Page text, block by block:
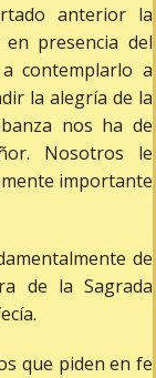
anterior la
presencia del
contemplarlo a
la alegría de la
nos ha de
Nosotros le
importante
voz.
de
de la Sagrada
que piden en fe